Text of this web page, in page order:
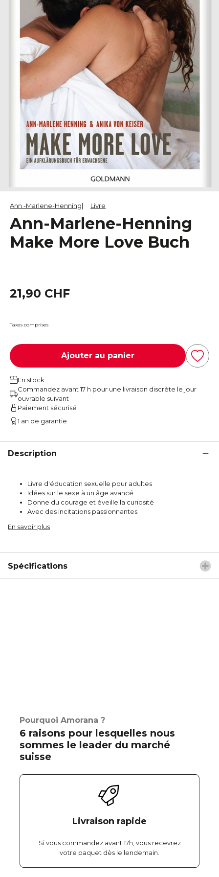
Ann -Marlene-Henning Livre
Ann-Marlene-Henning
Make More Love Buch
21,90 CHF
Taxes comprises
Ajouter au panier
En stock
Commandez avant 17 h pour une livraison discrète le jour
ouvrable suivant
Paiement sécurisé
1 an de garantie
Description
Livre d'éducation sexuelle pour adultes
Idées sur le sexe à un âge avancé
Donne du courage et éveille la curiosité
Avec des incitations passionnantes
En savoir plus
Spécifications
Pourquoi Amorana ?
6 raisons pour lesquelles nous
sommes le leader du marché
suisse
Livraison rapide
Si vous commandez avant 17h, vous recevrez
votre paquet dès le lendemain.